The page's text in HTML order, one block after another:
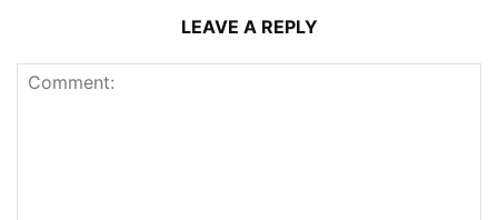
LEAVE A REPLY